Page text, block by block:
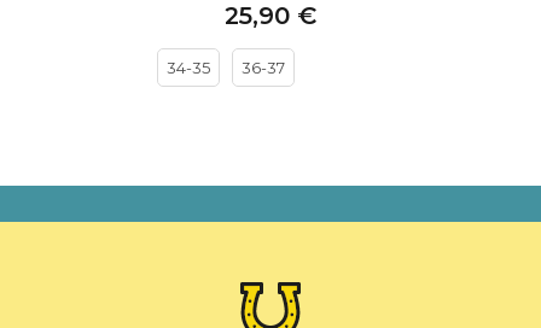
25,90 €
34-35 36-37
á